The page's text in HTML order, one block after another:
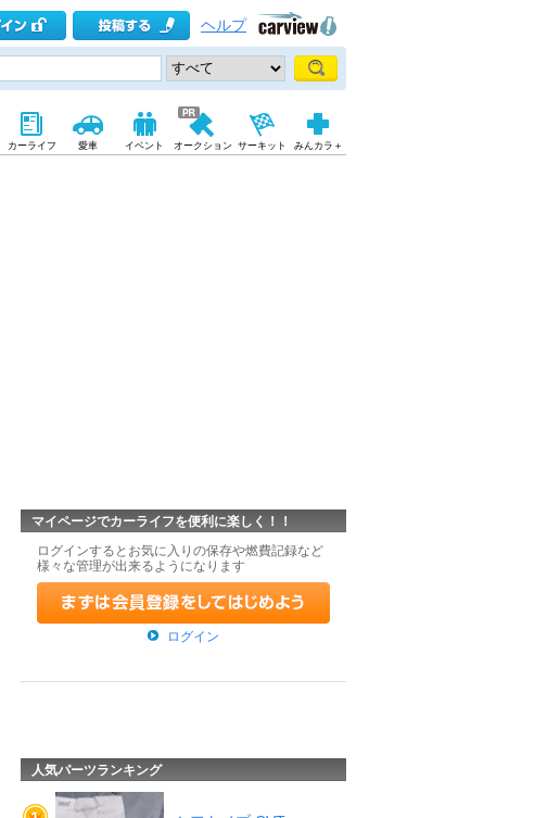
ヘルプ
カーライフ 愛車 イベント オークション サーキット みんカラ＋
マイページでカーライフを便利に楽しく！！
ログインするとお気に入りの保存や燃費記録など
様々な管理が出来るようになります
ログイン
人気パーツランキング